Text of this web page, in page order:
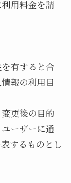
用料金を請
有すると合
報の利用目
更後の目的
ーザーに通
するものとし